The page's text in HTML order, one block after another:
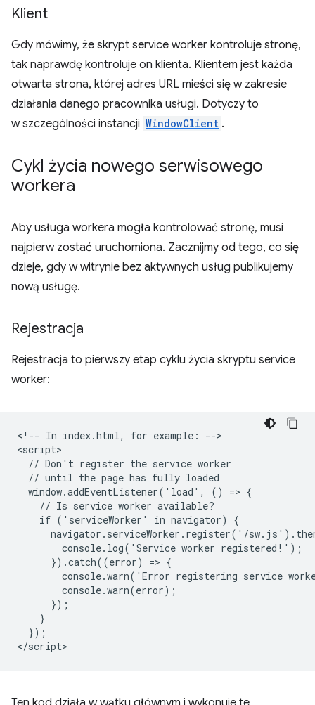
Klient
Gdy mówimy, że skrypt service worker kontroluje stronę,
tak naprawdę kontroluje on klienta. Klientem jest każda
otwarta strona, której adres URL mieści się w zakresie
działania danego pracownika usługi. Dotyczy to
w szczególności instancji WindowClient .
Cykl życia nowego serwisowego
workera
Aby usługa workera mogła kontrolować stronę, musi
najpierw zostać uruchomiona. Zacznijmy od tego, co się
dzieje, gdy w witrynie bez aktywnych usług publikujemy
nową usługę.
Rejestracja
Rejestracja to pierwszy etap cyklu życia skryptu service
worker:
<!-- In index.html, for example: -->
<script>
  // Don't register the service worker
  // until the page has fully loaded
  window.addEventListener('load', () => {
    // Is service worker available?
    if ('serviceWorker' in navigator) {
navigator.serviceWorker.register('/
        console.log('Service worker registered!');
      }).catch((error) => {
console.warn('Error registering service
        console.warn(error);
      });
    }
  });